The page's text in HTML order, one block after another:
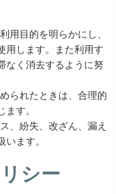
用目的を明らかにし、
用します。また利用す
なく消去するように努
られたときは、合理的
す。
、紛失、改ざん、漏え
ます。
シー